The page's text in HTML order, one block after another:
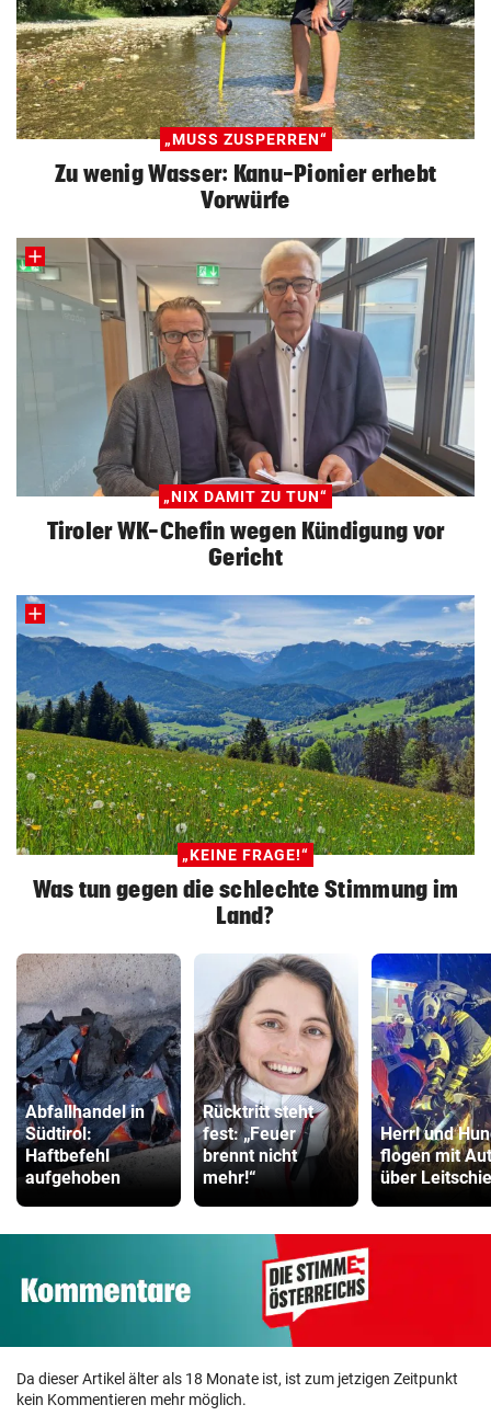
„MUSS ZUSPERREN“
Zu wenig Wasser: Kanu-Pionier erhebt
Vorwürfe
„NIX DAMIT ZU TUN“
Tiroler WK-Chefin wegen Kündigung vor
Gericht
„KEINE FRAGE!“
Was tun gegen die schlechte Stimmung im
Land?
Abfallhandel in
Südtirol:
Haftbefehl
aufgehoben
Rücktritt steht
fest: „Feuer
brennt nicht
mehr!“
Herrl und
flogen mit
über
Da dieser Artikel älter als 18 Monate ist, ist zum jetzigen Zeitpunkt
kein Kommentieren mehr möglich.